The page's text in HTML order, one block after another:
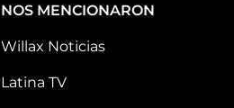
NOS MENCIONARON
Willax Noticias
Latina TV